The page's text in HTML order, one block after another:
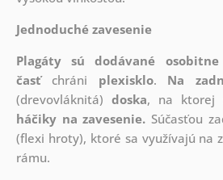
Jednoduché zavesenie
Plagáty sú dodávané
časťchráni plexisklo. Na
(drevovláknitá) doska, na ktorej
háčiky na zavesenie.Súčasťou
(flexi hroty), ktoré sa využívajú na
rámu.